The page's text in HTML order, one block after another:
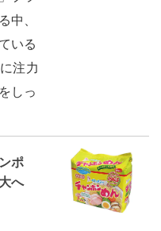
中、
いる
注力
しっ
ポ
へ